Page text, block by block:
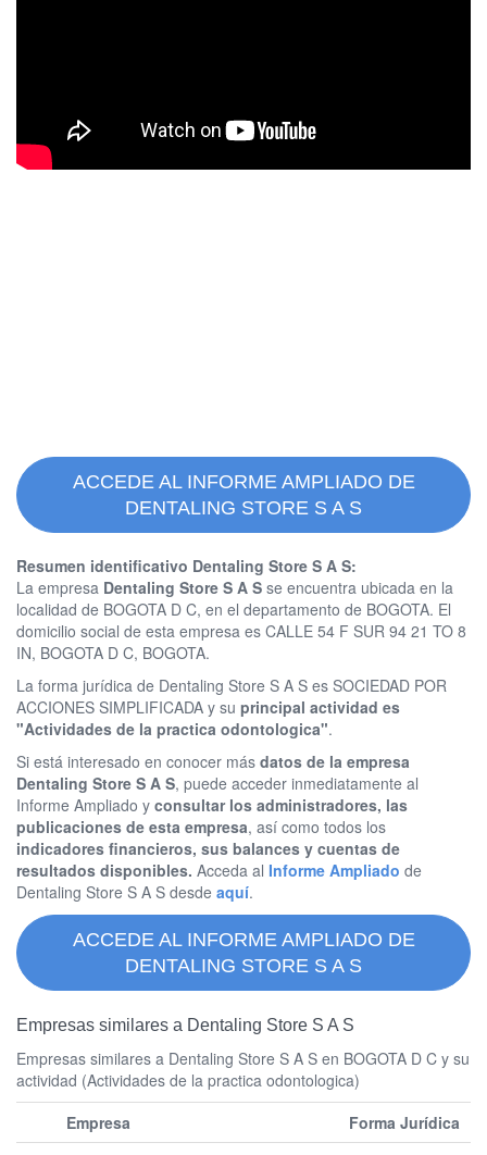
ACCEDE AL INFORME AMPLIADO DE
DENTALING STORE S A S
Resumen identificativo Dentaling Store S A S:
La empresa Dentaling Store S A S se encuentra ubicada en la
localidad de BOGOTA D C, en el departamento de BOGOTA. El
domicilio social de esta empresa es CALLE 54 F SUR 94 21 TO 8
IN, BOGOTA D C, BOGOTA.
La forma jurídica de Dentaling Store S A S es SOCIEDAD POR
ACCIONES SIMPLIFICADA y su principal actividad es
"Actividades de la practica odontologica".
Si está interesado en conocer más datos de la empresa
Dentaling Store S A S, puede acceder inmediatamente al
Informe Ampliado y consultar los administradores, las
publicaciones de esta empresa, así como todos los
indicadores financieros, sus balances y cuentas de
resultados disponibles. Acceda al Informe Ampliado de
Dentaling Store S A S desde aquí.
ACCEDE AL INFORME AMPLIADO DE
DENTALING STORE S A S
Empresas similares a Dentaling Store S A S
Empresas similares a Dentaling Store S A S en BOGOTA D C y su
actividad (Actividades de la practica odontologica)
Empresa
Forma Jurídica